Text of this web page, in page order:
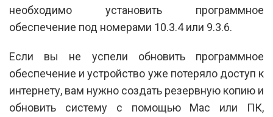
необходимо установить программное
обеспечение под номерами 10.3.4 или 9.3.6.
Если вы не успели обновить программное
обеспечение и устройство уже потеряло доступ к
интернету, вам нужно создать резервную копию и
обновить систему с помощью Mac или ПК,